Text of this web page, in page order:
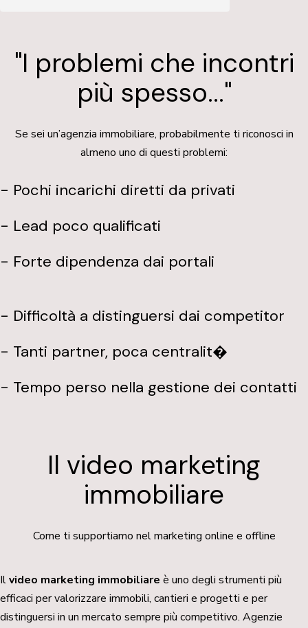
"I problemi che incontri
più spesso..."
Se sei un’agenzia immobiliare, probabilmente ti riconosci in
almeno uno di questi problemi:
- Pochi incarichi diretti da privati
- Lead poco qualificati
- Forte dipendenza dai portali
- Difficoltà a distinguersi dai competitor
- Tanti partner, poca centralit�
- Tempo perso nella gestione dei contatti
Il video marketing
immobiliare
Come ti supportiamo nel marketing online e offline
Ilvideo marketing immobiliare è uno degli strumenti più
efficaci per valorizzare immobili, cantieri e progetti e per
distinguersi in un mercato sempre più competitivo. Agenzie